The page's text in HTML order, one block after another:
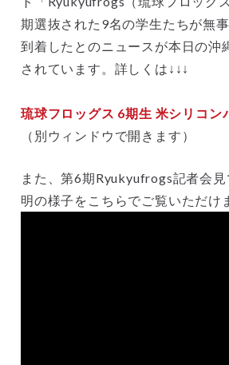
期選抜された9名の学生たちが無
到着したとのニュースが本日の沖
されています。詳しくは↓↓↓
琉球フロッグス 6期生 米シリコン
（別ウィンドウで開きます）
また、第6期Ryukyufrogs記者会
明の様子をこちらでご覧いただけ